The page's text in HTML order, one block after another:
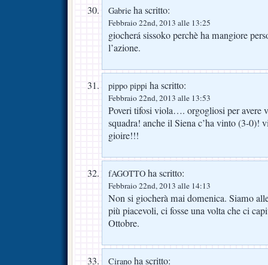
Gabrie ha scritto:
Febbraio 22nd, 2013 alle 13:25
giocherá sissoko perchè ha mangiore
l’azione.
pippo pippi ha scritto:
Febbraio 22nd, 2013 alle 13:53
Poveri tifosi viola…. orgogliosi per avere
squadra! anche il Siena c’ha vinto (3-0)!
gioire!!!
fAGOTTO ha scritto:
Febbraio 22nd, 2013 alle 14:13
Non si giocherà mai domenica. Siamo
più piacevoli, ci fosse una volta che ci
Ottobre.
Cirano ha scritto: